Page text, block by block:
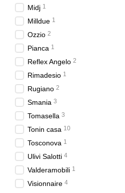
Midj 1
Milldue 1
Ozzio 2
Pianca 1
Reflex Angelo 2
Rimadesio 1
Rugiano 2
Smania 3
Tomasella 3
Tonin casa 10
Tosconova 1
Ulivi Salotti 4
Valderamobili 1
Visionnaire 4